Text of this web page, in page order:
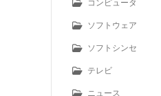
コンピュータ
ソフトウェア
ソフトシンセ
テレビ
ニュース